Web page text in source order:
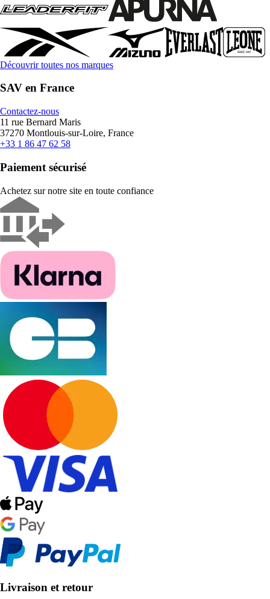
Découvrir toutes nos marques
SAV en France
Contactez-nous
11 rue Bernard Maris
37270 Montlouis-sur-Loire, France
+33 1 86 47 62 58
Paiement sécurisé
Achetez sur notre site en toute confiance
Livraison et retour